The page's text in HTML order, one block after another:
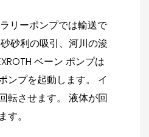
リーポンプでは輸送で
砂利の吸引、河川の浚
ベーン ポンプは
ンプを起動します。 イ
転させます。 液体が回
す。